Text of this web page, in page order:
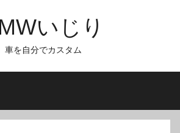
いじり
車を自分でカスタム